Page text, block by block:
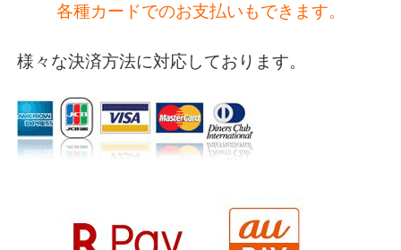
各種カードでのお支払いもできます。
様々な決済方法に対応しております。